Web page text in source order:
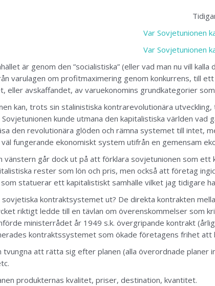
Var Sovjetunionen
Var Sovjetunionen
är genom den ”socialistiska” (eller vad man nu vill
varulagen om profitmaximering genom konkurrens, till
eller avskaffandet, av varuekonomins grundkategorier
kan, trots sin stalinistiska kontrarevolutionära
kunde utmana den kapitalistiska världen
den revolutionära glöden och rämna systemet till intet,
fungerande ekonomiskt system utifrån en gemensam
vänstern går dock ut på att förklara sovjetunionen som
rester som lön och pris, men också att företag
statuerar ett kapitalistiskt samhälle vilket jag tidigare
kontraktsystemet ut? De direkta kontrakten
riktigt ledde till en tävlan om överenskommelser som
ministerrådet år 1949 s.k. övergripande kontrakt
kontraktssystemet som ökade företagens frihet
tvungna att rätta sig efter planen (alla överordnade planer
produkternas kvalitet, priser, destination, kvantitet.